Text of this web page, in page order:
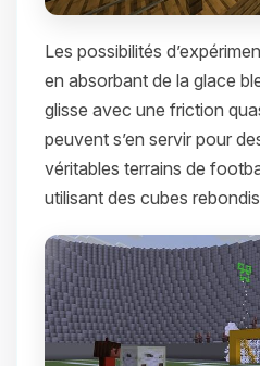
Les possibilités
en absorbant de la glace
glisse avec une friction
peuvent s’en servir pour
véritables terrains de
utilisant des cubes